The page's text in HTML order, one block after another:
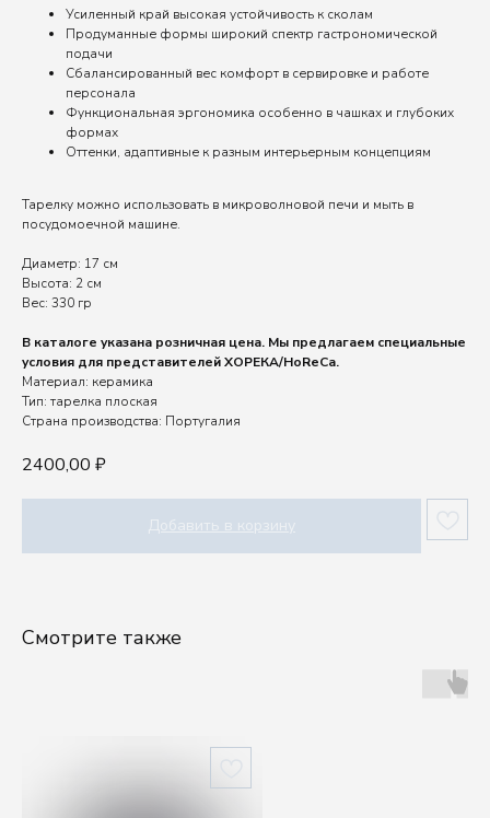
2400,00 ₽
Добавить в корзину
Усиленный край высокая устойчивость к сколам
Продуманные формы широкий спектр гастрономической
подачи
Сбалансированный вес комфорт в сервировке и работе
персонала
Функциональная эргономика особенно в чашках и глубоких
формах
Оттенки, адаптивные к разным интерьерным концепциям
Тарелку можно использовать в микроволновой печи и мыть в
посудомоечной машине.
Диаметр: 17 см
Высота: 2 см
Вес: 330 гр
В каталоге указана розничная цена. Мы предлагаем специальные
условия для представителей ХОРЕКА/HoReCa.
Материал: керамика
Тип: тарелка плоская
Страна производства: Португалия
Смотрите также